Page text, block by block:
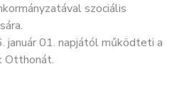
szociális
január 01. napjától működteti a
Otthonát.